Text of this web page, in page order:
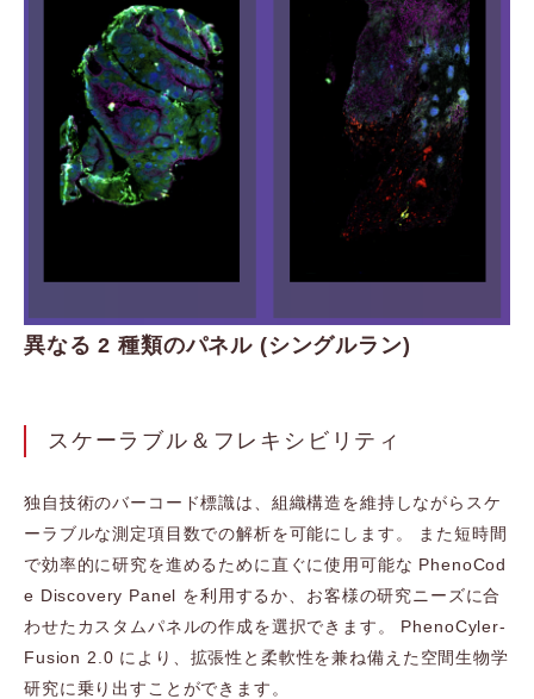
異なる 2 種類のパネル (シングルラン)
スケーラブル＆フレキシビリティ
独自技術のバーコード標識は、組織構造を維持しながらスケ
ーラブルな測定項目数での解析を可能にします。 また短時間
で効率的に研究を進めるために直ぐに使用可能な PhenoCod
e Discovery Panel を利用するか、お客様の研究ニーズに合
わせたカスタムパネルの作成を選択できます。 PhenoCyler-
Fusion 2.0 により、拡張性と柔軟性を兼ね備えた空間生物学
研究に乗り出すことができます。